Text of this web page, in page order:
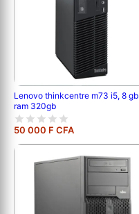
Lenovo thinkcentre m73 i5, 8 gb
ram 320gb
50 000 F CFA